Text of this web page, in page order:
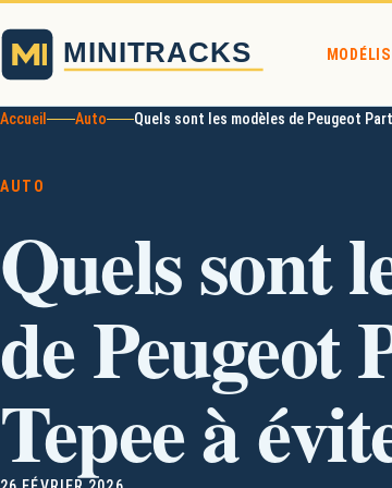
Accueil Auto Quels sont les modèles de Peugeot
AUTO
Quels sont
de Peugeot
Tepee à